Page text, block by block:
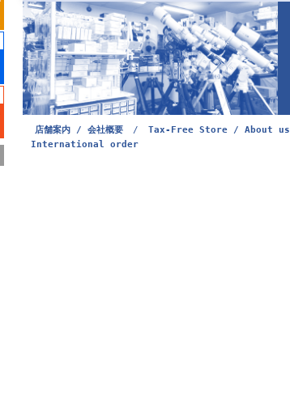
店舗案内 / 会社概要 / Tax-Free Store / About us
International order